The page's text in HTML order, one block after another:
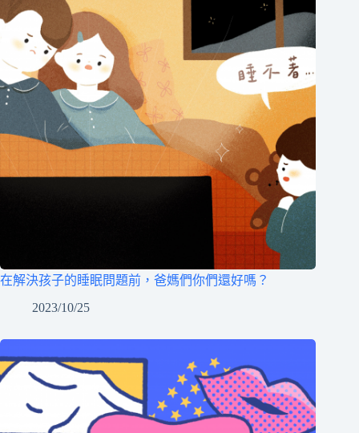
在解決孩子的睡眠問題前，爸媽們你們還好嗎？
2023/10/25